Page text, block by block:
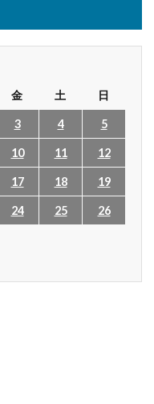
金 土 日
3 4 5
10 11 12
17 18 19
24 25 26